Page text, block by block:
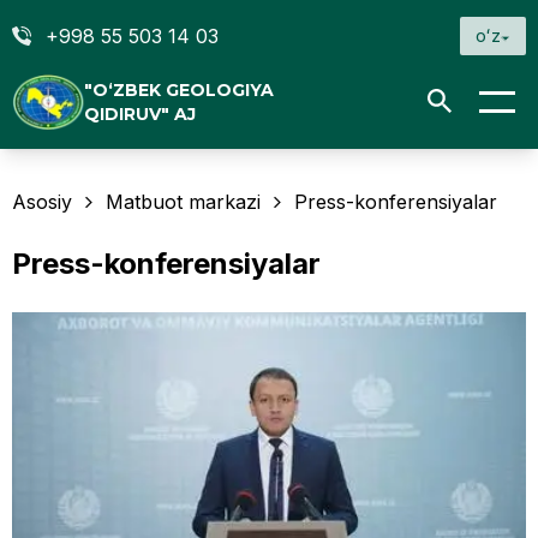
+998 55 503 14 03 oʻz
"O‘ZBEK GEOLOGIYA
QIDIRUV" AJ
Asosiy Matbuot markazi Press-konferensiyalar
Press-konferensiyalar